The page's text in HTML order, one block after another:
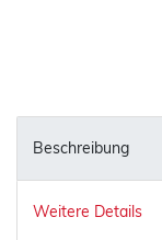
Beschreibung
Weitere Details